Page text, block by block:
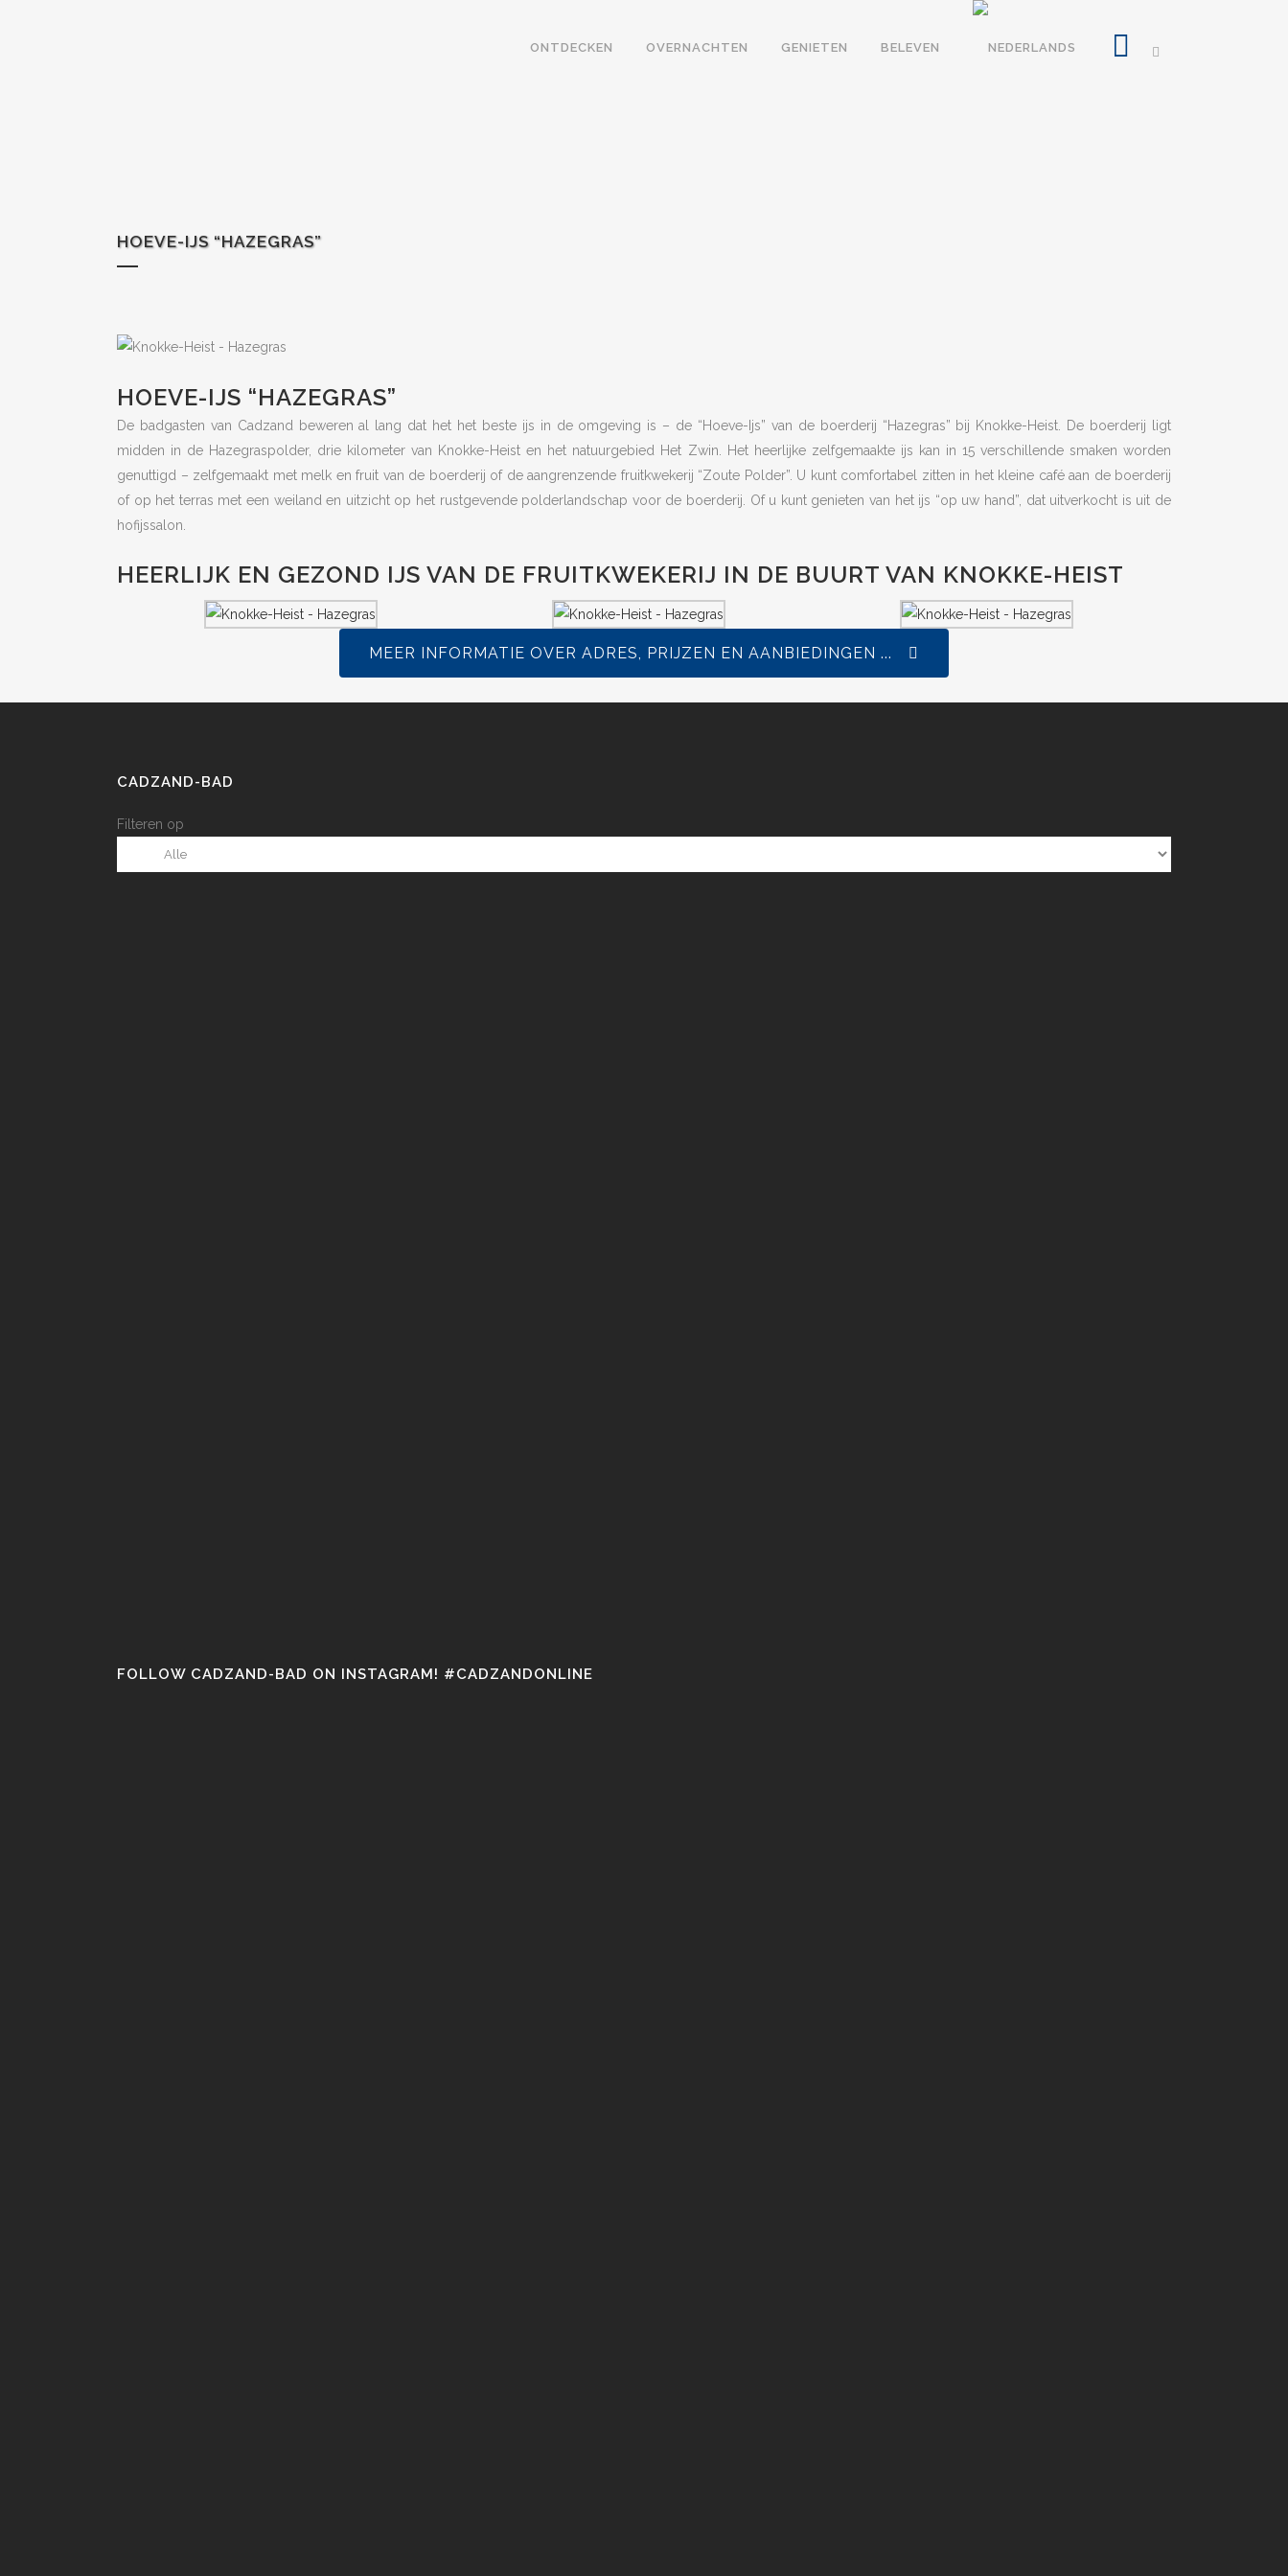
ONTDECKEN OVERNACHTEN GENIETEN BELEVEN
HOEVE-IJS “HAZEGRAS”
HOEVE-IJS “HAZEGRAS”
De badgasten van Cadzand beweren al lang dat het het beste ijs in de omgeving is – de “Hoeve-Ijs” van de boerderij “Hazegras” bij Knokke-Heist. De boerderij ligt
midden in de Hazegraspolder, drie kilometer van Knokke-Heist en het natuurgebied Het Zwin. Het heerlijke zelfgemaakte ijs kan in 15 verschillende smaken worden
genuttigd – zelfgemaakt met melk en fruit van de boerderij of de aangrenzende fruitkwekerij “Zoute Polder”. U kunt comfortabel zitten in het kleine café aan de boerderij
of op het terras met een weiland en uitzicht op het rustgevende polderlandschap voor de boerderij. Of u kunt genieten van het ijs “op uw hand”, dat uitverkocht is uit de
hofijssalon.
HEERLIJK EN GEZOND IJS VAN DE FRUITKWEKERIJ IN DE BUURT VAN KNOKKE-HEIST
MEER INFORMATIE OVER ADRES, PRIJZEN EN AANBIEDINGEN ...
CADZAND-BAD
Filteren op
FOLLOW CADZAND-BAD ON INSTAGRAM! #CADZANDONLINE